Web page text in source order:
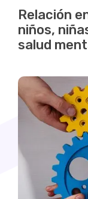
Relación
niños,
salud